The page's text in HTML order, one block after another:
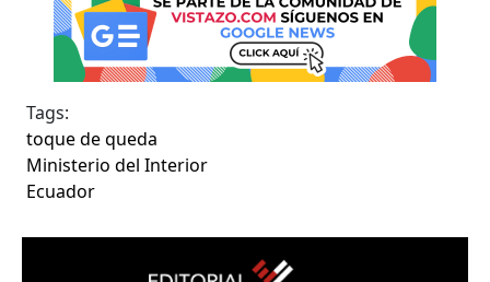
Tags:
toque de queda
Ministerio del Interior
Ecuador